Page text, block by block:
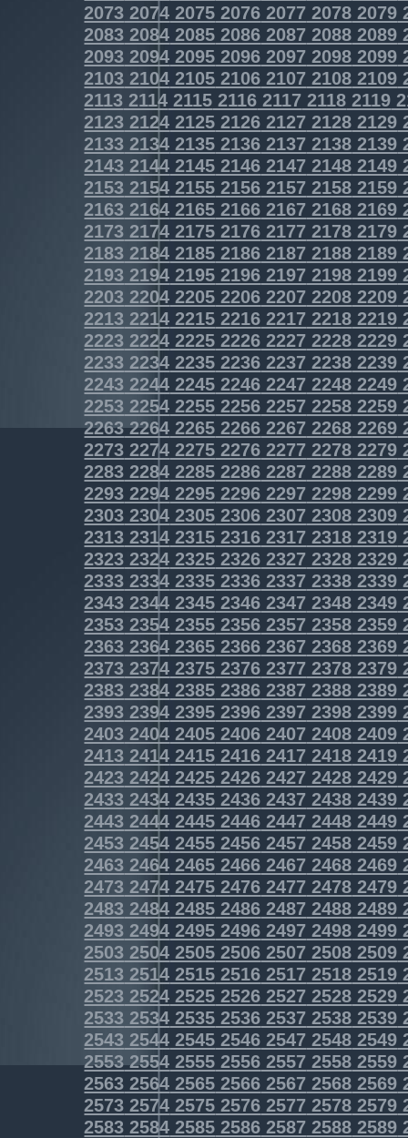
2073 2074 2075 2076 2077 2078 2079
2083 2084 2085 2086 2087 2088 2089
2093 2094 2095 2096 2097 2098 2099
2103 2104 2105 2106 2107 2108 2109
2113 2114 2115 2116 2117 2118 2119
2123 2124 2125 2126 2127 2128 2129
2133 2134 2135 2136 2137 2138 2139
2143 2144 2145 2146 2147 2148 2149
2153 2154 2155 2156 2157 2158 2159
2163 2164 2165 2166 2167 2168 2169
2173 2174 2175 2176 2177 2178 2179
2183 2184 2185 2186 2187 2188 2189
2193 2194 2195 2196 2197 2198 2199
2203 2204 2205 2206 2207 2208 2209
2213 2214 2215 2216 2217 2218 2219
2223 2224 2225 2226 2227 2228 2229
2233 2234 2235 2236 2237 2238 2239
2243 2244 2245 2246 2247 2248 2249
2253 2254 2255 2256 2257 2258 2259
22632264 2265 2266 2267 2268 2269
2273 2274 2275 2276 2277 2278 2279
2283 2284 2285 2286 2287 2288 2289
2293 2294 2295 2296 2297 2298 2299
2303 2304 2305 2306 2307 2308 2309
2313 2314 2315 2316 2317 2318 2319
2323 2324 2325 2326 2327 2328 2329
2333 2334 2335 2336 2337 2338 2339
2343 2344 2345 2346 2347 2348 2349
2353 2354 2355 2356 2357 2358 2359
2363 2364 2365 2366 2367 2368 2369
2373 2374 2375 2376 2377 2378 2379
2383 2384 2385 2386 2387 2388 2389
2393 2394 2395 2396 2397 2398 2399
2403 2404 2405 2406 2407 2408 2409
2413 2414 2415 2416 2417 2418 2419
2423 2424 2425 2426 2427 2428 2429
2433 2434 2435 2436 2437 2438 2439
2443 2444 2445 2446 2447 2448 2449
2453 2454 2455 2456 2457 2458 2459
2463 2464 2465 2466 2467 2468 2469
2473 2474 2475 2476 2477 2478 2479
2483 2484 2485 2486 2487 2488 2489
2493 2494 2495 2496 2497 2498 2499
2503 2504 2505 2506 2507 2508 2509
2513 2514 2515 2516 2517 2518 2519
2523 2524 2525 2526 2527 2528 2529
2533 2534 2535 2536 2537 2538 2539
2543 2544 2545 2546 2547 2548 2549
25532554 2555 2556 2557 2558 2559
2563 2564 2565 2566 2567 2568 2569
2573 2574 2575 2576 2577 2578 2579
2583 2584 2585 2586 2587 2588 2589